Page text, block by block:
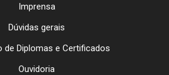
Imprensa
Dúvidas gerais
de Diplomas e Certificados
Ouvidoria